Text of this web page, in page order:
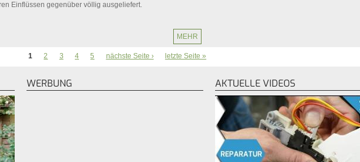
Einflüssen gegenüber völlig ausgeliefert.
MEHR
1 2 3 4 5 nächste Seite › letzte Seite »
WERBUNG AKTUELLE VIDEOS